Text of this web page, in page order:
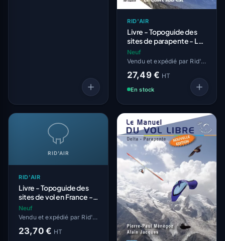
RID'AIR
Livre - Topoguide des
sites de parapente - Le
quart sud est
Neuf
Vendu et expédié par Rid'Air
27,49 € HT
En stock
RID'AIR
RID'AIR
Livre - Topoguide des
sites de vol en France -
Les 70 principaux sites
Neuf
Vendu et expédié par Rid'Air
23,70 € HT